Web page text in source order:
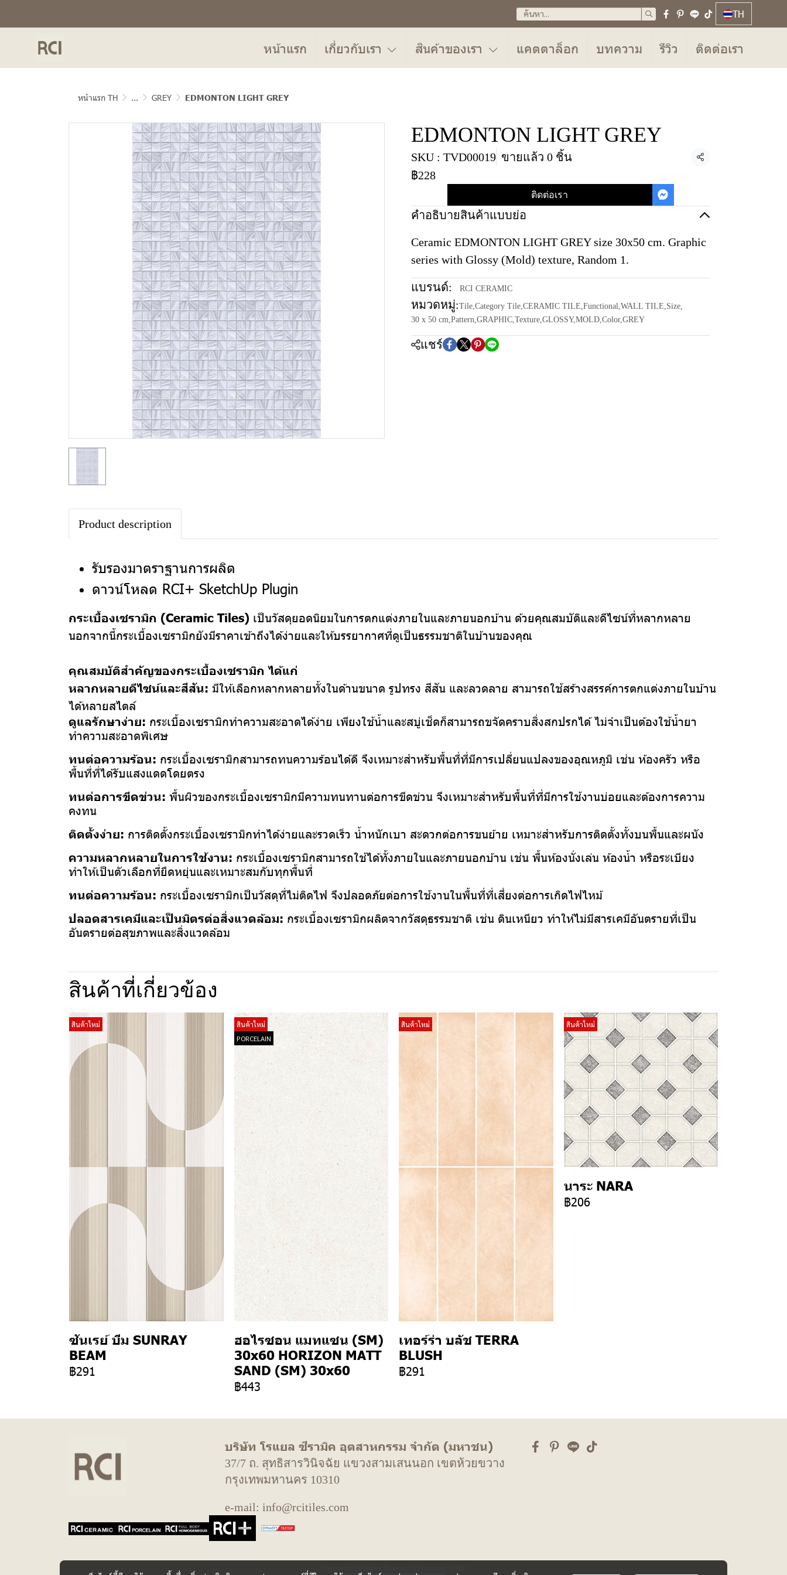
TH
หน้าแรก เกี่ยวกับเรา สินค้าของเรา แคตตาล็อก บทความ รีวิว ติดต่อเรา
หน้าแรก TH ... GREY EDMONTON LIGHT GREY
EDMONTON LIGHT GREY
SKU : TVD00019 ขายแล้ว 0 ชิ้น แชร์
฿228
ติดต่อเรา
คำอธิบายสินค้าแบบย่อ
Ceramic EDMONTON LIGHT GREY size 30x50 cm. Graphic
series with Glossy (Mold) texture, Random 1.
แบรนด์: RCI CERAMIC
หมวดหมู่:Tile,Category Tile,CERAMIC TILE,Functional,WALL TILE,Size,
30 x 50 cm,Pattern,GRAPHIC,Texture,GLOSSY,MOLD,Color,GREY
แชร์
Product description
รับรองมาตราฐานการผลิต
ดาวน์โหลด RCI+ SketchUp Plugin
กระเบื้องเซรามิก (Ceramic Tiles) เป็นวัสดุยอดนิยมในการตกแต่งภายในและภายนอกบ้าน ด้วยคุณสมบัติและดีไซน์ที่หลากหลาย
นอกจากนี้กระเบื้องเซรามิกยังมีราคาเข้าถึงได้ง่ายและให้บรรยากาศที่ดูเป็นธรรมชาติในบ้านของคุณ
คุณสมบัติสำคัญของกระเบื้องเซรามิก ได้แก่
หลากหลายดีไซน์และสีสัน: มีให้เลือกหลากหลายทั้งในด้านขนาด รูปทรง สีสัน และลวดลาย สามารถใช้สร้างสรรค์การตกแต่งภายในบ้าน
ได้หลายสไตล์
ดูแลรักษาง่าย: กระเบื้องเซรามิกทำความสะอาดได้ง่าย เพียงใช้น้ำและสบู่เช็ดก็สามารถขจัดคราบสิ่งสกปรกได้ ไม่จำเป็นต้องใช้น้ำยา
ทำความสะอาดพิเศษ
ทนต่อความร้อน: กระเบื้องเซรามิกสามารถทนความร้อนได้ดี จึงเหมาะสำหรับพื้นที่ที่มีการเปลี่ยนแปลงของอุณหภูมิ เช่น ห้องครัว หรือ
พื้นที่ที่ได้รับแสงแดดโดยตรง
ทนต่อการขีดข่วน: พื้นผิวของกระเบื้องเซรามิกมีความทนทานต่อการขีดข่วน จึงเหมาะสำหรับพื้นที่ที่มีการใช้งานบ่อยและต้องการความ
คงทน
ติดตั้งง่าย: การติดตั้งกระเบื้องเซรามิกทำได้ง่ายและรวดเร็ว น้ำหนักเบา สะดวกต่อการขนย้าย เหมาะสำหรับการติดตั้งทั้งบนพื้นและผนัง
ความหลากหลายในการใช้งาน: กระเบื้องเซรามิกสามารถใช้ได้ทั้งภายในและภายนอกบ้าน เช่น พื้นห้องนั่งเล่น ห้องน้ำ หรือระเบียง
ทำให้เป็นตัวเลือกที่ยืดหยุ่นและเหมาะสมกับทุกพื้นที่
ทนต่อความร้อน: กระเบื้องเซรามิกเป็นวัสดุที่ไม่ติดไฟ จึงปลอดภัยต่อการใช้งานในพื้นที่ที่เสี่ยงต่อการเกิดไฟไหม้
ปลอดสารเคมีและเป็นมิตรต่อสิ่งแวดล้อม: กระเบื้องเซรามิกผลิตจากวัสดุธรรมชาติ เช่น ดินเหนียว ทำให้ไม่มีสารเคมีอันตรายที่เป็น
อันตรายต่อสุขภาพและสิ่งแวดล้อม
สินค้าที่เกี่ยวข้อง
สินค้าใหม่
ซันเรย์ บีม SUNRAY
BEAM
฿291
สินค้าใหม่
PORCELAIN
ฮอไรซอน แมทแซน (SM)
30x60 HORIZON MATT
SAND (SM) 30x60
฿443
สินค้าใหม่
เทอร์ร่า บลัช TERRA
BLUSH
฿291
สินค้าใหม่
นาระ NARA
฿206
บริษัท โรแยล ซีรามิค อุตสาหกรรม จำกัด (มหาชน)
37/7 ถ. สุทธิสารวินิจฉัย แขวงสามเสนนอก เขตห้วยขวาง
กรุงเทพมหานคร 10310
e-mail: info@rcitiles.com